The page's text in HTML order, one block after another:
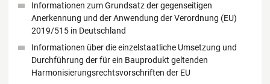
Informationen zum Grundsatz der gegenseitigen
Anerkennung und der Anwendung der Verordnung (EU)
2019/515 in Deutschland
Informationen über die einzelstaatliche Umsetzung und
Durchführung der für ein Bauprodukt geltenden
Harmonisierungsrechtsvorschriften der EU